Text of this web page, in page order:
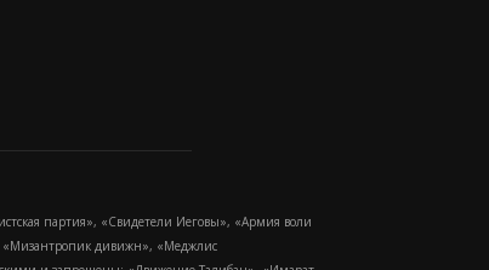
партия», «Свидетели Иеговы», «Армия воли
«Мизантропик дивижн», «Меджлис